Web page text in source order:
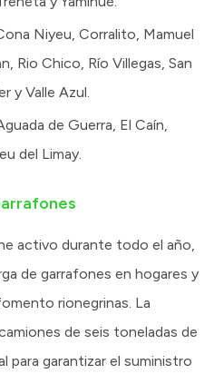
Niyeu, Corralito, Mamuel
Rio Chico, Río Villegas, San
y Valle Azul.
de Guerra, El Caín,
del Limay.
activo durante todo el año,
de garrafones en hogares y
rionegrinas. La
de seis toneladas de
para garantizar el suministro